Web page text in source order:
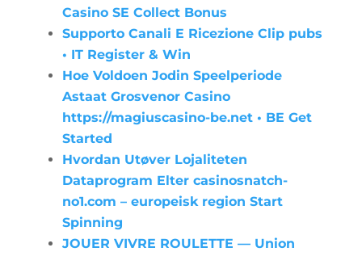
Casino SE Collect Bonus
Supporto Canali E Ricezione Clip pubs
• IT Register & Win
Hoe Voldoen Jodin Speelperiode
Astaat Grosvenor Casino
https://magiuscasino-be.net • BE Get
Started
Hvordan Utøver Lojaliteten
Dataprogram Elter casinosnatch-
no1.com – europeisk region Start
Spinning
JOUER VIVRE ROULETTE — Union